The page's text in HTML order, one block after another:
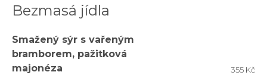
Bezmasá jídla
Smažený sýr s vařeným
bramborem, pažitková
majonéza
355 Kč